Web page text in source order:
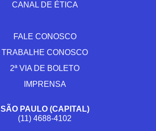
CANAL DE ÉTICA
FALE CONOSCO
TRABALHE CONOSCO
2ª VIA DE BOLETO
IMPRENSA
SÃO PAULO (CAPITAL)
(11) 4688-4102